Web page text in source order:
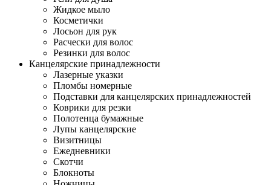
Жидкое мыло
Косметички
Лосьон для рук
Расчески для волос
Резинки для волос
Канцелярские принадлежности
Лазерные указки
Пломбы номерные
Подставки для канцелярских принадлежностей
Коврики для резки
Полотенца бумажные
Лупы канцелярские
Визитницы
Ежедневники
Скотчи
Блокноты